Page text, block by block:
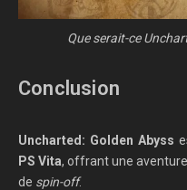
Que serait-ce
Conclusion
Uncharted: Golden Abyss
PS Vita, offrant une
de spin-off.